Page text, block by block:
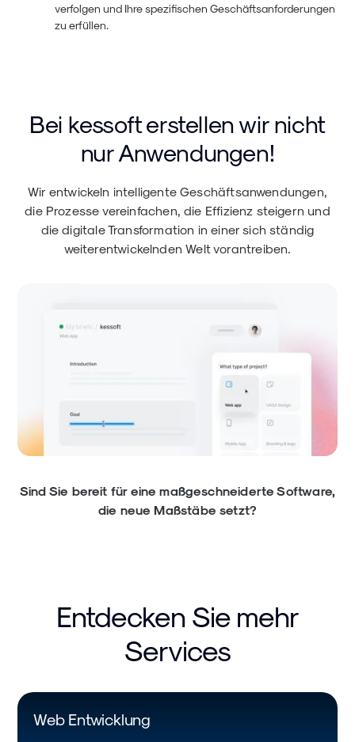
verfolgen und Ihre spezifischen Geschäftsanforderungen
zu erfüllen.
Bei kessoft erstellen wir nicht
nur Anwendungen!
Wir entwickeln intelligente Geschäftsanwendungen,
die Prozesse vereinfachen, die Effizienz steigern und
die digitale Transformation in einer sich ständig
weiterentwickelnden Welt vorantreiben.
Sind Sie bereit für eine maßgeschneiderte Software,
die neue Maßstäbe setzt?
Entdecken Sie mehr
Services
Web Entwicklung